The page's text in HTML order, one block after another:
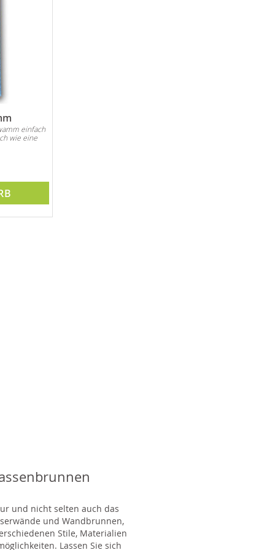
einfach
wie eine
und nicht selten auch das
und Wandbrunnen,
Stile, Materialien
Lassen Sie sich